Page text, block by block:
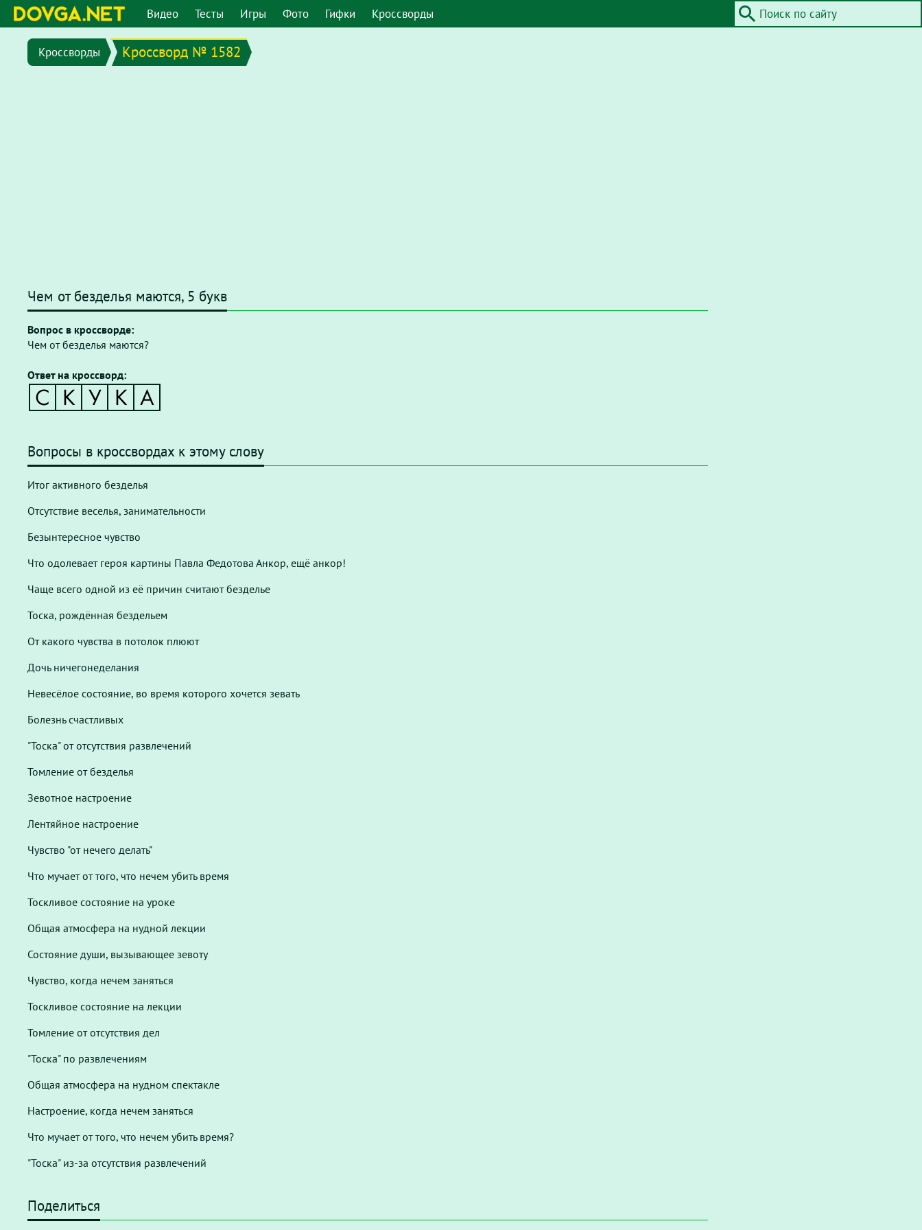
Видео Тесты Игры Фото Гифки Кроссворды
Кроссворды Кроссворд № 1582
Чем от безделья маются, 5 букв
Вопрос в кроссворде:
Чем от безделья маются?
Ответ на кроссворд:
Вопросы в кроссвордах к этому слову
Итог активного безделья
Отсутствие веселья, занимательности
Безынтересное чувство
Что одолевает героя картины Павла Федотова Анкор, ещё анкор!
Чаще всего одной из её причин считают безделье
Тоска, рождённая бездельем
От какого чувства в потолок плюют
Дочь ничегонеделания
Невесёлое состояние, во время которого хочется зевать
Болезнь счастливых
"Тоска" от отсутствия развлечений
Томление от безделья
Зевотное настроение
Лентяйное настроение
Чувство "от нечего делать"
Что мучает от того, что нечем убить время
Тоскливое состояние на уроке
Общая атмосфера на нудной лекции
Состояние души, вызывающее зевоту
Чувство, когда нечем заняться
Тоскливое состояние на лекции
Томление от отсутствия дел
"Тоска" по развлечениям
Общая атмосфера на нудном спектакле
Настроение, когда нечем заняться
Что мучает от того, что нечем убить время?
"Тоска" из-за отсутствия развлечений
Поделиться